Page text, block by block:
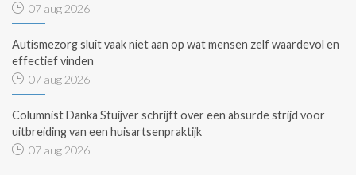
07 aug 2026
Autismezorg sluit vaak niet aan op wat mensen zelf waardevol en
effectief vinden
07 aug 2026
Columnist Danka Stuijver schrijft over een absurde strijd voor
uitbreiding van een huisartsenpraktijk
07 aug 2026